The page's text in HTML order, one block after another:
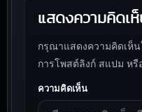
แสดงความคิดเ
กรุณาแสดงความคิดเห็น
การโพสต์ลิงก์ สแปม หรื
ความคิดเห็น